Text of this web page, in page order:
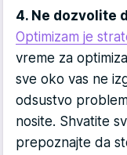
4. Ne dozvolite
Optimizam je
vreme za
sve oko vas ne
odsustvo
nosite. Shvatite
prepoznajte da